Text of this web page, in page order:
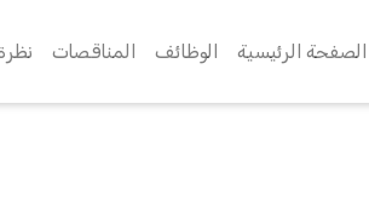
الصفحة الرئيسية الوظائف المناقصات